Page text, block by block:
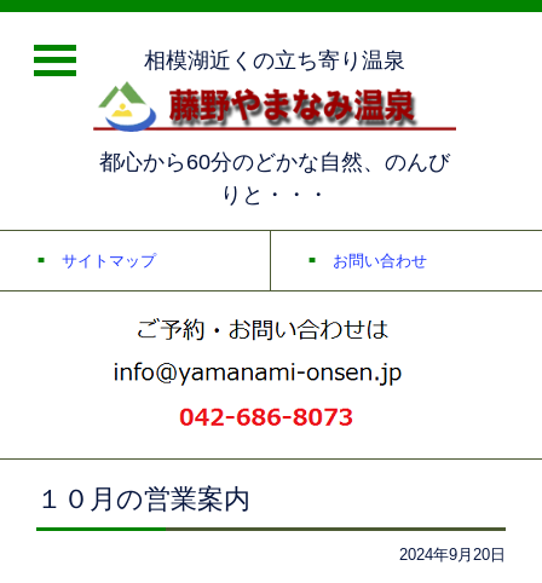
相模湖近くの立ち寄り温泉
都心から60分のどかな自然、のんび
りと・・・
サイトマップ お問い合わせ
１０月の営業案内
2024年9月20日